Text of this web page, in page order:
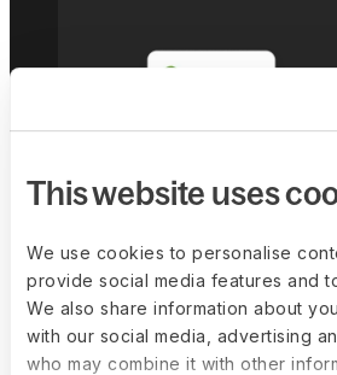
This website uses
We use cookies to personalise
provide social media features and
We also share information about
with our social media, advertising
who may combine it with other
Équipes
juridiques